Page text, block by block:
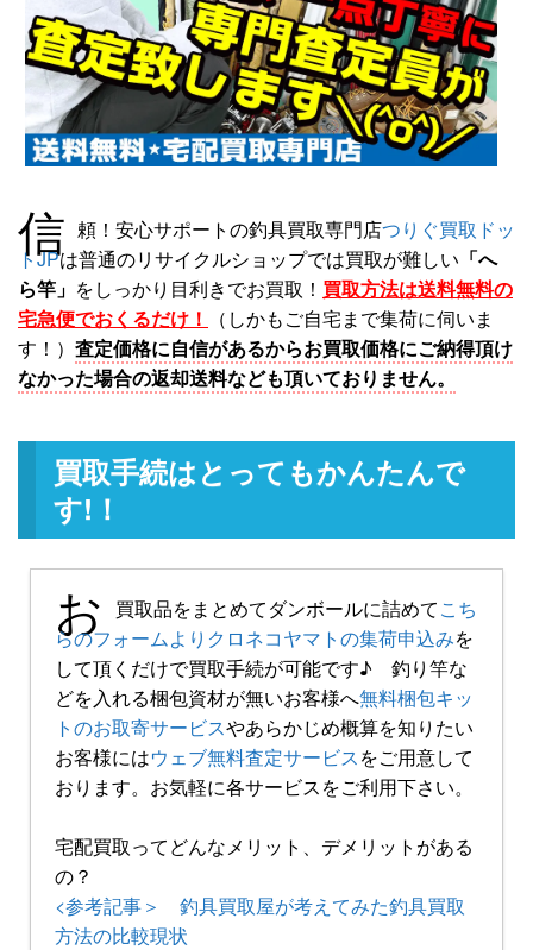
信 頼！安心サポートの釣具買取専門店つりぐ買取ドッ
トJPは普通のリサイクルショップでは買取が難しい 「へ
ら竿」 をしっかり目利きでお買取！ 買取方法は送料無料の
宅急便でおくるだけ！
（しかもご自宅まで集荷に伺いま
す！） 査定価格に自信があるからお買取価格にご納得頂け
なかった場合の返却送料なども頂いておりません。
買取手続はとってもかんたんで
す!！
お 買取品をまとめてダンボールに詰めてこち
らのフォームよりクロネコヤマトの集荷申込みを
して頂くだけで買取手続が可能です♪ 釣り竿な
どを入れる梱包資材が無いお客様へ無料梱包キッ
トのお取寄サービスやあらかじめ概算を知りたい
お客様にはウェブ無料査定サービスをご用意して
おります。お気軽に各サービスをご利用下さい。
宅配買取ってどんなメリット、デメリットがある
の？
<参考記事＞ 釣具買取屋が考えてみた釣具買取
方法の比較現状